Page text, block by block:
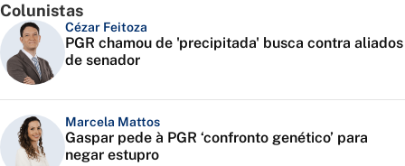
Colunistas
Cézar Feitoza
PGR chamou de 'precipitada' busca contra aliados
de senador
Marcela Mattos
Gaspar pede à PGR ‘confronto genético’ para
negar estupro